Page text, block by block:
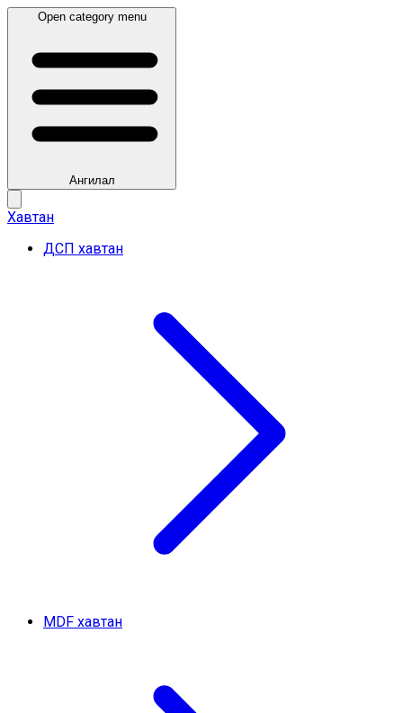
Open category menu
Ангилал
Хавтан
ДСП хавтан
MDF хавтан